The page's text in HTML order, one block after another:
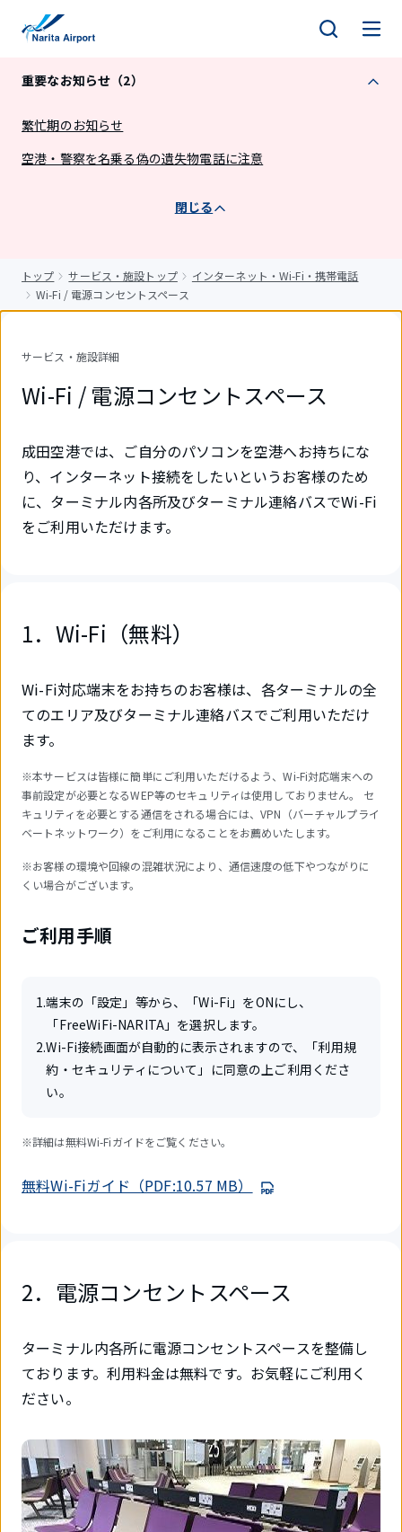
重要なお知らせ（2）
繁忙期のお知らせ
空港・警察を名乗る偽の遺失物電話に注意
閉じる
トップ サービス・施設トップ
インターネット・Wi-Fi・携帯電話
Wi-Fi / 電源コンセントスペース
サービス・施設詳細
Wi-Fi / 電源コンセントスペース
成田空港では、ご自分のパソコンを空港へお持ちにな
り、インターネット接続をしたいというお客様のため
に、ターミナル内各所及びターミナル連絡バスでWi-Fi
をご利用いただけます。
1．Wi-Fi（無料）
Wi-Fi対応端末をお持ちのお客様は、各ターミナルの全
てのエリア及びターミナル連絡バスでご利用いただけ
ます。
※本サービスは皆様に簡単にご利用いただけるよう、Wi-Fi対応端末への
事前設定が必要となるWEP等のセキュリティは使用しておりません。 セ
キュリティを必要とする通信をされる場合には、VPN（バーチャルプライ
ベートネットワーク）をご利用になることをお薦めいたします。
※お客様の環境や回線の混雑状況により、通信速度の低下やつながりに
くい場合がございます。
ご利用手順
1.端末の「設定」等から、「Wi-Fi」をONにし、
「FreeWiFi-NARITA」を選択します。
2.Wi-Fi接続画面が自動的に表示されますので、「利用規
約・セキュリティについて」に同意の上ご利用くださ
い。
※詳細は無料Wi-Fiガイドをご覧ください。
無料Wi-Fiガイド（PDF:10.57 MB）
2．電源コンセントスペース
ターミナル内各所に電源コンセントスペースを整備し
ております。利用料金は無料です。お気軽にご利用く
ださい。